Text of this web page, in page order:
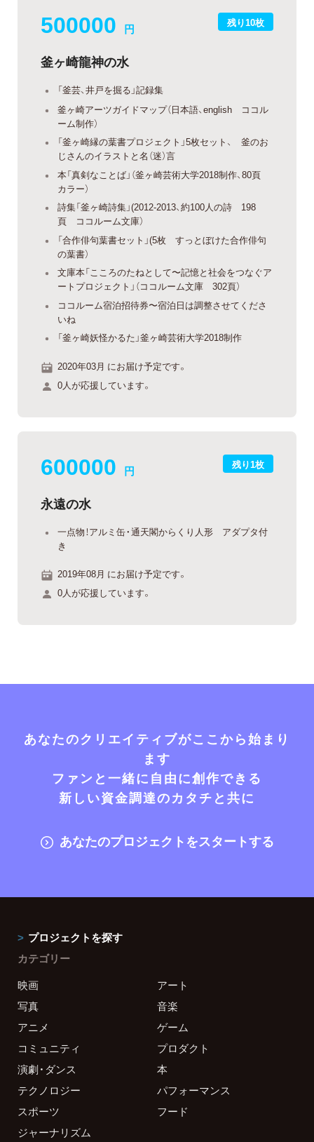
残り10枚
500000 円
釜ヶ崎龍神の水
「釜芸、井戸を掘る」記録集
釜ヶ崎アーツガイドマップ（日本語、english ココル
ーム制作）
「釜ヶ崎縁の葉書プロジェクト」5枚セット、 釜のお
じさんのイラストと名（迷）言
本「真剣なことば」（釜ヶ崎芸術大学2018制作、80頁
カラー）
詩集「釜ヶ崎詩集」(2012-2013、約100人の詩 198
頁 ココルーム文庫）
「合作俳句葉書セット」(5枚 すっとぼけた合作俳句
の葉書）
文庫本「こころのたねとして〜記憶と社会をつなぐア
ートプロジェクト」（ココルーム文庫 302頁）
ココルーム宿泊招待券〜宿泊日は調整させてくださ
いね
「釜ヶ崎妖怪かるた」釜ヶ崎芸術大学2018制作
2020年03月 にお届け予定です。
0人が応援しています。
残り1枚
600000 円
永遠の水
一点物！アルミ缶・通天閣からくり人形 アダプタ付
き
2019年08月 にお届け予定です。
0人が応援しています。
あなたのクリエイティブがここから始まり
ます
ファンと一緒に自由に創作できる
新しい資金調達のカタチと共に
あなたのプロジェクトをスタートする
プロジェクトを探す
カテゴリー
映画
アート
写真
音楽
アニメ
ゲーム
コミュニティ
プロダクト
演劇・ダンス
本
テクノロジー
パフォーマンス
スポーツ
フード
ジャーナリズム